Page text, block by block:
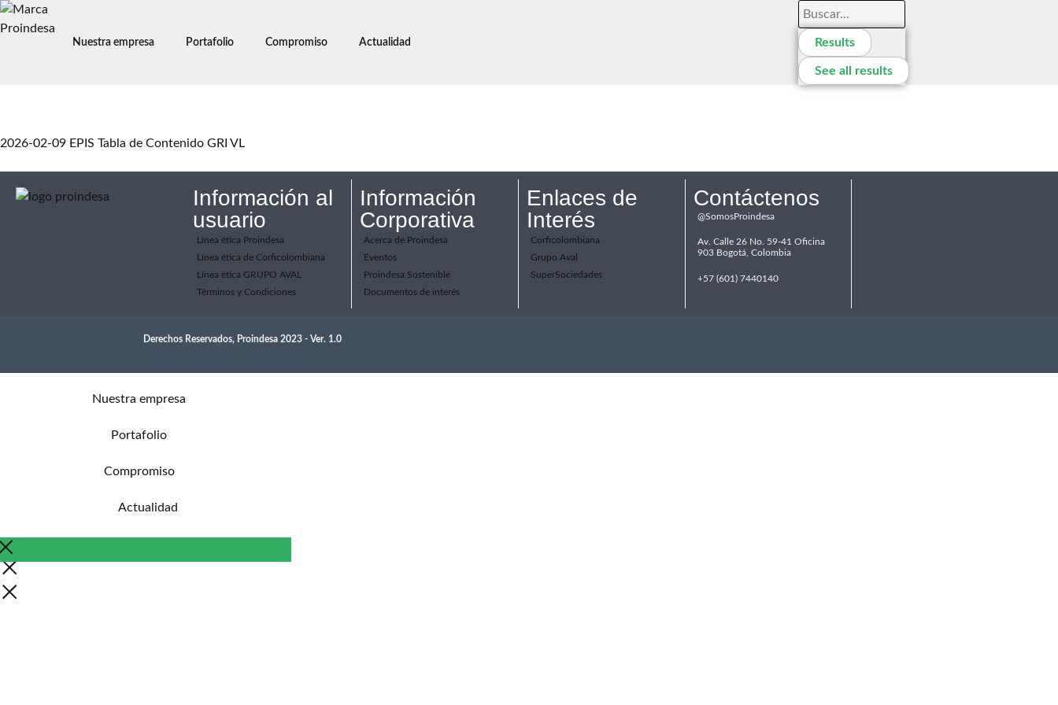
Nuestra empresa Portafolio Compromiso Actualidad Results
See all results
2026-02-09 EPIS Tabla de Contenido GRI VL
Información al
usuario
Línea ética Proindesa
Línea ética de Corficolombiana
Línea ética GRUPO AVAL
Términos y Condiciones
Información
Corporativa
Acerca de Proindesa
Eventos
Proindesa Sostenible
Documentos de interés
Enlaces de
Interés
Corficolombiana
Grupo Aval
SuperSociedades
Contáctenos
@SomosProindesa
Av. Calle 26 No. 59-41 Oficina
903 Bogotá, Colombia
+57 (601) 7440140
Derechos Reservados, Proindesa 2023 - Ver. 1.0
Nuestra empresa
Portafolio
Compromiso
Actualidad